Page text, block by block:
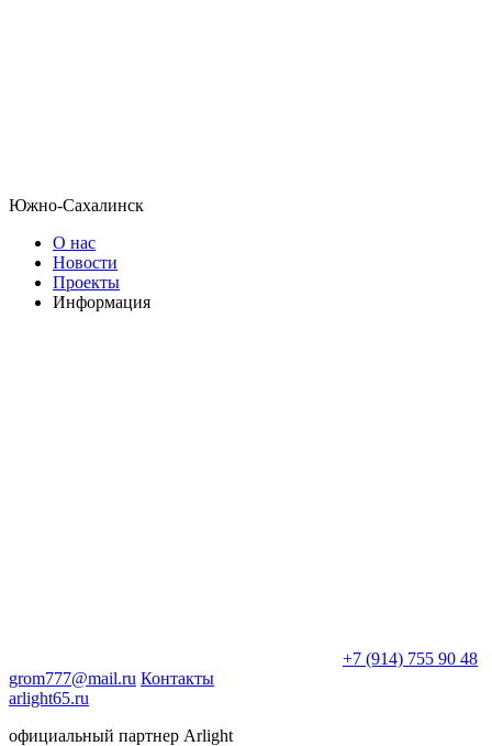
Южно-Сахалинск
О нас
Новости
Проекты
Информация
+7 (914) 755 90 48
grom777@mail.ru Контакты
arlight65.ru
официальный партнер Arlight